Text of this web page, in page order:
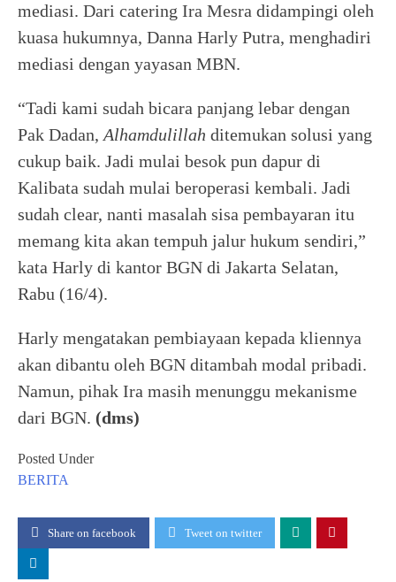
mediasi. Dari catering Ira Mesra didampingi oleh
kuasa hukumnya, Danna Harly Putra, menghadiri
mediasi dengan yayasan MBN.
“Tadi kami sudah bicara panjang lebar dengan
Pak Dadan, Alhamdulillah ditemukan solusi yang
cukup baik. Jadi mulai besok pun dapur di
Kalibata sudah mulai beroperasi kembali. Jadi
sudah clear, nanti masalah sisa pembayaran itu
memang kita akan tempuh jalur hukum sendiri,”
kata Harly di kantor BGN di Jakarta Selatan,
Rabu (16/4).
Harly mengatakan pembiayaan kepada kliennya
akan dibantu oleh BGN ditambah modal pribadi.
Namun, pihak Ira masih menunggu mekanisme
dari BGN. (dms)
Posted Under
BERITA
Share on facebook Tweet on twitter